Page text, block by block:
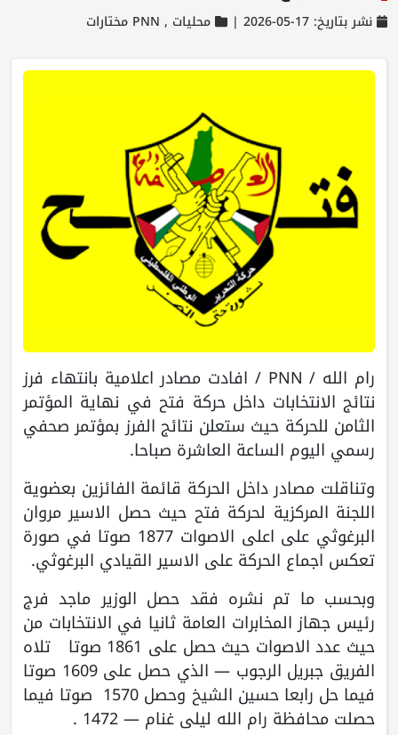
نشر بتاريخ: 17-05-2026 | محليات , PNN مختارات
رام الله / PNN / افادت مصادر اعلامية بانتهاء فرز
نتائج الانتخابات داخل حركة فتح في نهاية المؤتمر
الثامن للحركة حيث ستعلن نتائج الفرز بمؤتمر صحفي
رسمي اليوم الساعة العاشرة صباحا.
وتناقلت مصادر داخل الحركة قائمة الفائزين بعضوية
اللجنة المركزية لحركة فتح حيث حصل الاسير مروان
البرغوثي على اعلى الاصوات 1877 صوتا في صورة
تعكس اجماع الحركة على الاسير القيادي البرغوثي.
وبحسب ما تم نشره فقد حصل الوزير ماجد فرج
رئيس جهاز المخابرات العامة ثانيا في الانتخابات من
حيث عدد الاصوات حيث حصل على 1861 صوتا تلاه
الفريق جبريل الرجوب — الذي حصل على 1609 صوتا
فيما حل رابعا حسين الشيخ وحصل 1570 صوتا فيما
حصلت محافظة رام الله ليلى غنام — 1472 .